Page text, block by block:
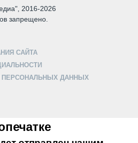
2016-2026
запрещено.
САЙТА
ПЕРСОНАЛЬНЫХ ДАННЫХ